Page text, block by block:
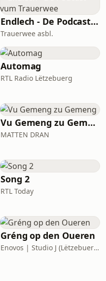
Endlech - De Podcast vum Trauerwee
Trauerwee asbl.
Automag
RTL Radio Lëtzebuerg
Vu Gemeng zu Gemeng
MATTEN DRAN
Song 2
RTL Today
Gréng op den Oueren
Enovos | Studio J (Lëtzebuerger Journal)